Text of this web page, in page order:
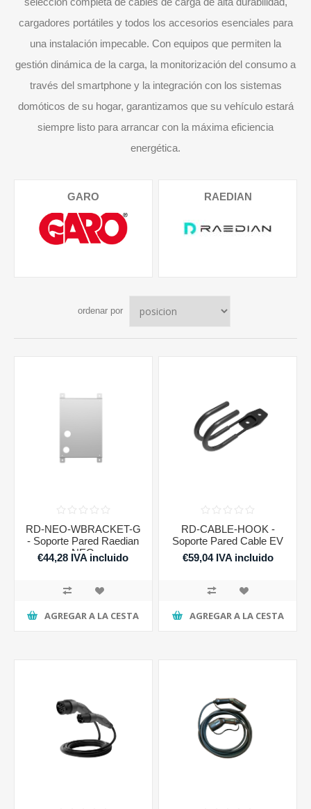
cargadores portátiles y todos los accesorios esenciales para
una instalación impecable. Con equipos que permiten la
gestión dinámica de la carga, la monitorización del consumo a
través del smartphone y la integración con los sistemas
domóticos de su hogar, garantizamos que su vehículo estará
siempre listo para arrancar con la máxima eficiencia
energética.
GARO RAEDIAN
ordenar por
RD-NEO-WBRACKET-G
- Soporte Pared Raedian
NEO
€44,28 IVA incluido
AGREGAR A LA CESTA
RD-CABLE-HOOK -
Soporte Pared Cable EV
€59,04 IVA incluido
AGREGAR A LA CESTA